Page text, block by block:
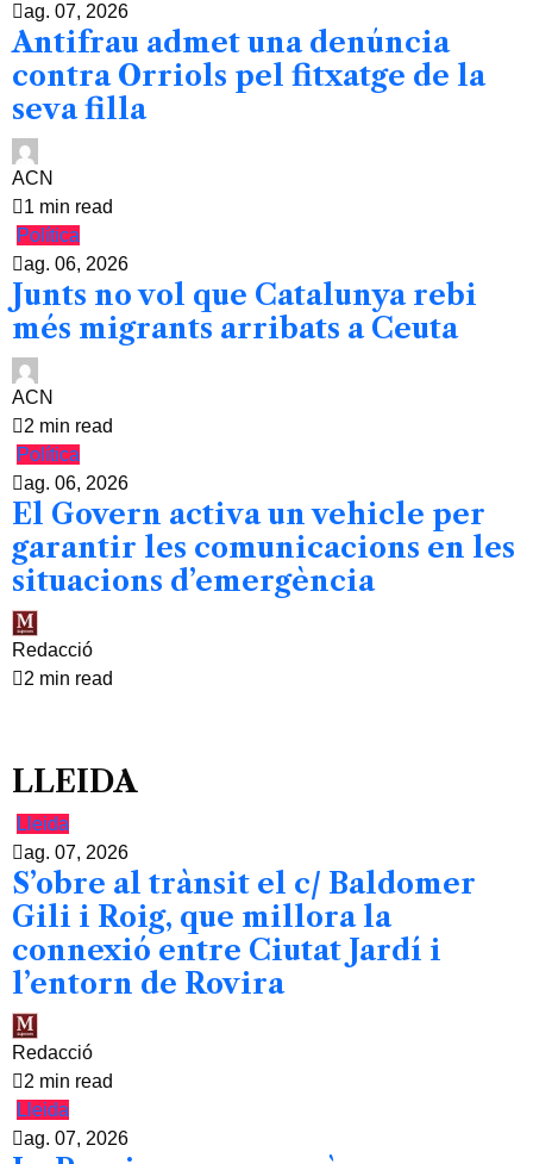
ag. 07, 2026
Antifrau admet una denúncia
contra Orriols pel fitxatge de la
seva filla
ACN
1 min read
Política
ag. 06, 2026
Junts no vol que Catalunya rebi
més migrants arribats a Ceuta
ACN
2 min read
Política
ag. 06, 2026
El Govern activa un vehicle per
garantir les comunicacions en les
situacions d’emergència
Redacció
2 min read
LLEIDA
Lleida
ag. 07, 2026
S’obre al trànsit el c/ Baldomer
Gili i Roig, que millora la
connexió entre Ciutat Jardí i
l’entorn de Rovira
Redacció
2 min read
Lleida
ag. 07, 2026